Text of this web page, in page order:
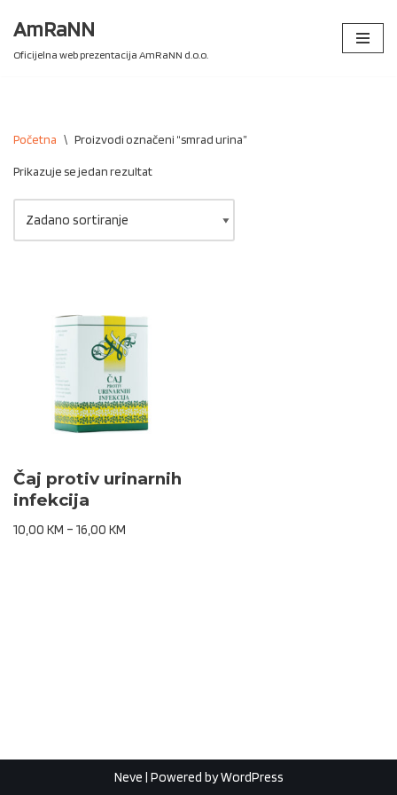
Skip
AmRaNN
Oficijelna web prezentacija AmRaNN d.o.o.
Početna \ Proizvodi označeni “smrad urina”
Prikazuje se jedan rezultat
Čaj protiv urinarnih
infekcija
10,00 KM – 16,00 KM
Neve | Powered byWordPress